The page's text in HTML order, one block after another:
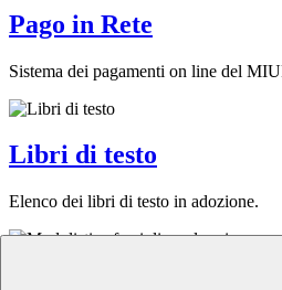
Pago in Rete
Sistema dei pagamenti on line del
Libri di testo
Elenco dei libri di testo in adozione.